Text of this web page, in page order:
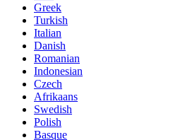
Greek
Turkish
Italian
Danish
Romanian
Indonesian
Czech
Afrikaans
Swedish
Polish
Basque